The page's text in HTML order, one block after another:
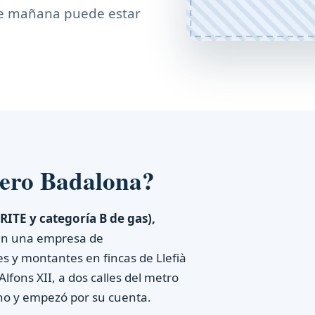
mañana puede estar
Badalona?
y categoría B de gas),
una empresa de
y montantes en fincas de Llefià
XII, a dos calles del metro
y empezó por su cuenta.